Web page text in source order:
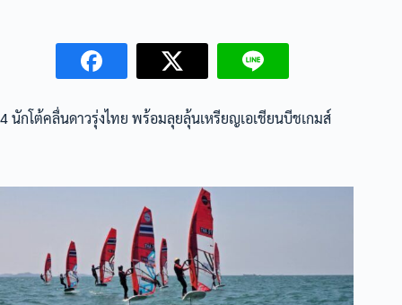
4 นักโต้คลื่นดาวรุ่งไทย พร้อมลุยลุ้นเหรียญเอเชียนบีชเกมส์